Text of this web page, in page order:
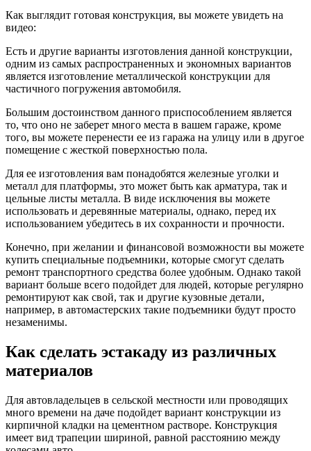
Как выглядит готовая конструкция, вы можете увидеть на
видео:
Есть и другие варианты изготовления данной конструкции,
одним из самых распространенных и экономных вариантов
является изготовление металлической конструкции для
частичного погружения автомобиля.
Большим достоинством данного приспособлением является
то, что оно не заберет много места в вашем гараже, кроме
того, вы можете перенести ее из гаража на улицу или в другое
помещение с жесткой поверхностью пола.
Для ее изготовления вам понадобятся железные уголки и
металл для платформы, это может быть как арматура, так и
цельные листы металла. В виде исключения вы можете
использовать и деревянные материалы, однако, перед их
использованием убедитесь в их сохранности и прочности.
Конечно, при желании и финансовой возможности вы можете
купить специальные подъемники, которые смогут сделать
ремонт транспортного средства более удобным. Однако такой
вариант больше всего подойдет для людей, которые регулярно
ремонтируют как свой, так и другие кузовные детали,
например, в автомастерских такие подъемники будут просто
незаменимы.
Как сделать эстакаду из различных
материалов
Для автовладельцев в сельской местности или проводящих
много времени на даче подойдет вариант конструкции из
кирпичной кладки на цементном растворе. Конструкция
имеет вид трапеции шириной, равной расстоянию между